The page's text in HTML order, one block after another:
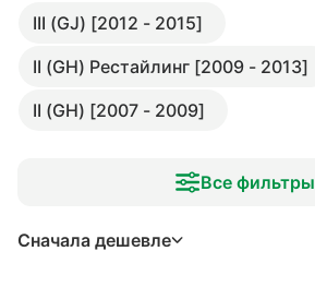
III (GJ) [2012 - 2015]
II (GH) Рестайлинг [2009 - 2013]
II (GH) [2007 - 2009]
Все фильтры
Сначала дешевле